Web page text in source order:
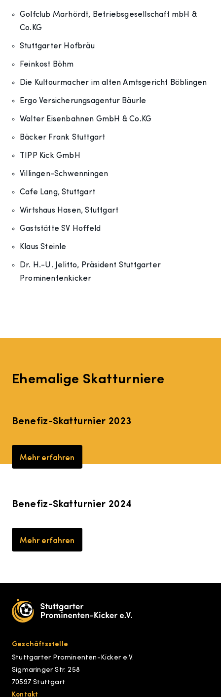
Golfclub Marhördt, Betriebsgesellschaft mbH &
Co.KG
Stuttgarter Hofbräu
Feinkost Böhm
Die Kultourmacher im alten Amtsgericht Böblingen
Ergo Versicherungsagentur Bäurle
Walter Eisenbahnen GmbH & Co.KG
Bäcker Frank Stuttgart
TIPP Kick GmbH
Villingen-Schwenningen
Cafe Lang, Stuttgart
Wirtshaus Hasen, Stuttgart
Gaststätte SV Hoffeld
Klaus Steinle
Dr. H.-U. Jelitto, Präsident Stuttgarter
Prominentenkicker
Ehemalige Skatturniere
Benefiz-Skatturnier 2023
Mehr erfahren
Benefiz-Skatturnier 2024
Mehr erfahren
Geschäftsstelle
Stuttgarter Prominenten-Kicker e.V.
Sigmaringer Str. 258
70597 Stuttgart
Kontakt